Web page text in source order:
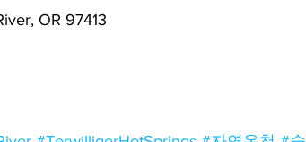
OR 97413